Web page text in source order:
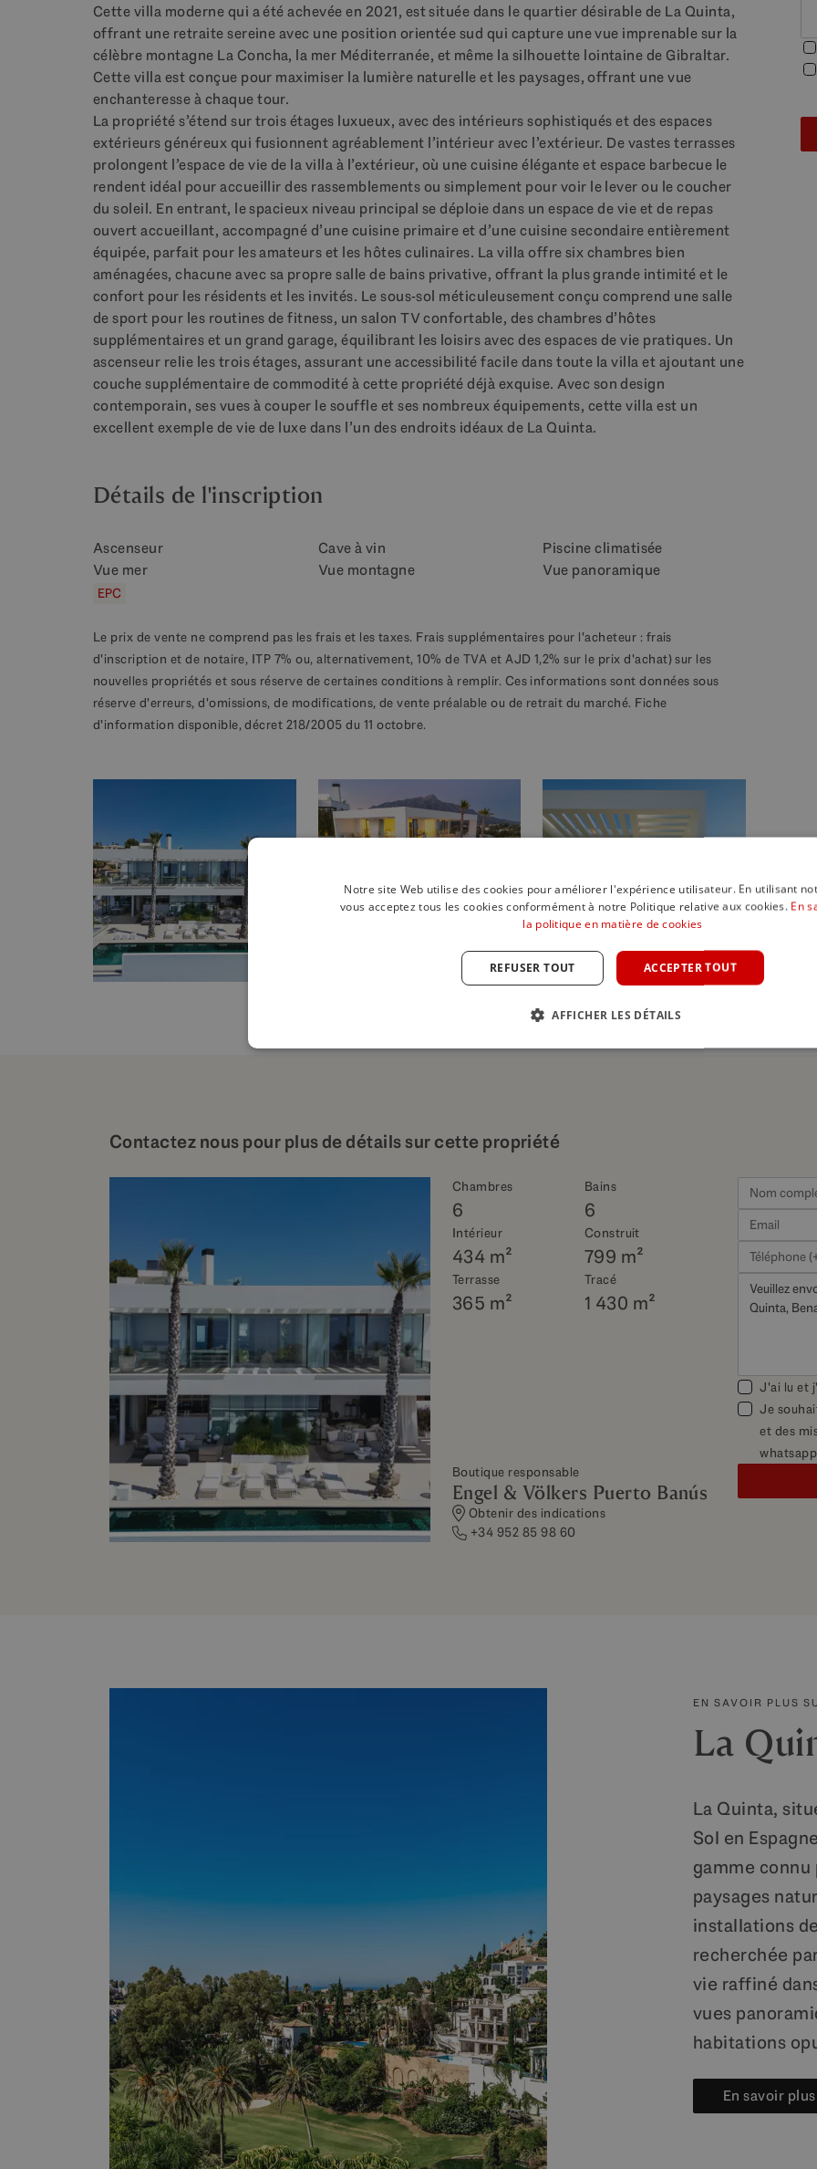
Cette villa moderne qui a été achevée en 2021, est située dans le quartier désirable de La Quinta,
offrant une retraite sereine avec une position orientée sud qui capture une vue imprenable sur la
célèbre montagne La Concha, la mer Méditerranée, et même la silhouette lointaine de Gibraltar.
Cette villa est conçue pour maximiser la lumière naturelle et les paysages, offrant une vue
enchanteresse à chaque tour.
La propriété s’étend sur trois étages luxueux, avec des intérieurs sophistiqués et des espaces
extérieurs généreux qui fusionnent agréablement l’intérieur avec l’extérieur. De vastes terrasses
prolongent l’espace de vie de la villa à l’extérieur, où une cuisine élégante et espace barbecue le
rendent idéal pour accueillir des rassemblements ou simplement pour voir le lever ou le coucher
du soleil. En entrant, le spacieux niveau principal se déploie dans un espace de vie et de repas
ouvert accueillant, accompagné d’une cuisine primaire et d’une cuisine secondaire entièrement
équipée, parfait pour les amateurs et les hôtes culinaires. La villa offre six chambres bien
aménagées, chacune avec sa propre salle de bains privative, offrant la plus grande intimité et le
confort pour les résidents et les invités. Le sous-sol méticuleusement conçu comprend une salle
de sport pour les routines de fitness, un salon TV confortable, des chambres d’hôtes
supplémentaires et un grand garage, équilibrant les loisirs avec des espaces de vie pratiques. Un
ascenseur relie les trois étages, assurant une accessibilité facile dans toute la villa et ajoutant une
couche supplémentaire de commodité à cette propriété déjà exquise. Avec son design
contemporain, ses vues à couper le souffle et ses nombreux équipements, cette villa est un
excellent exemple de vie de luxe dans l’un des endroits idéaux de La Quinta.
Détails de l'inscription
Ascenseur Cave à vin
Piscine climatisée
Vue mer
Vue montagne Vue panoramique
EPC
Le prix de vente ne comprend pas les frais et les taxes. Frais supplémentaires pour l'acheteur : frais
d'inscription et de notaire, ITP 7% ou, alternativement, 10% de TVA et AJD 1,2% sur le prix d'achat) sur les
nouvelles propriétés et sous réserve de certaines conditions à remplir. Ces informations sont données sous
réserve d'erreurs, d'omissions, de modifications, de vente préalable ou de retrait du marché. Fiche
d'information disponible, décret 218/2005 du 11 octobre.
Contactez nous pour plus de détails sur cette propriété
Chambres
6
Bains
6
Intérieur
434 m²
Construit
799 m²
Terrasse
365 m²
Tracé
1 430 m²
Boutique responsable
Engel & Völkers Puerto Banús
Obtenir des indications
+34 952 85 98 60
J'ai lu et
Je
et des
EN SAVOIR PLUS
La
La Quinta,
Sol en
gamme connu
paysages
installations
recherchée
vie raffiné
vues
habitations
En savoir
Notre site Web utilise des cookies pour améliorer l'expérience utilisateur. En utilisant
vous acceptez tous les cookies conformément à notre Politique relative aux cookies. En
la politique en matière de cookies
ACCEPTER TOUT
REFUSER TOUT
AFFICHER LES DÉTAILS